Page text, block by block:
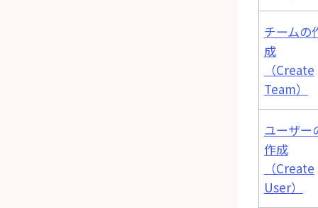
チームの
成
（Create
Team）
ユーザー
作成
（Create
User）